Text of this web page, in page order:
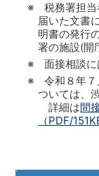
※ 税務署担当
届いた文書
明書の発行
署の施設(開
※ 面接相談に
※ 令和８年７
ついては、
詳細は間
（PDF/